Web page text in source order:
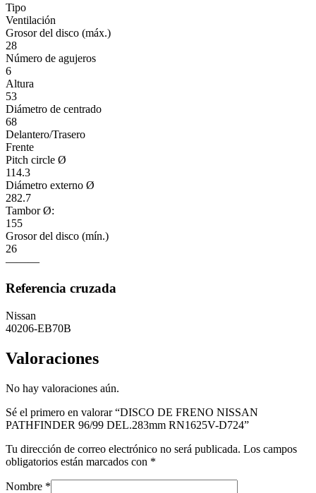
Tipo
Ventilación
Grosor del disco (máx.)
28
Número de agujeros
6
Altura
53
Diámetro de centrado
68
Delantero/Trasero
Frente
Pitch circle Ø
114.3
Diámetro externo Ø
282.7
Tambor Ø:
155
Grosor del disco (mín.)
26
———
Referencia cruzada
Nissan
40206-EB70B
Valoraciones
No hay valoraciones aún.
Sé el primero en valorar “DISCO DE FRENO NISSAN
PATHFINDER 96/99 DEL.283mm RN1625V-D724”
Tu dirección de correo electrónico no será publicada. Los campos
obligatorios están marcados con *
Nombre *